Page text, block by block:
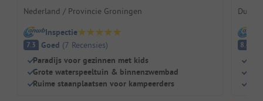
Nederland / Provincie Groningen
Inspectie
7.3 Goed (7 Recensies)
Paradijs voor gezinnen met kids
Grote waterspeeltuin & binnenzwembad
Ruime staanplaatsen voor kampeerders
8.4